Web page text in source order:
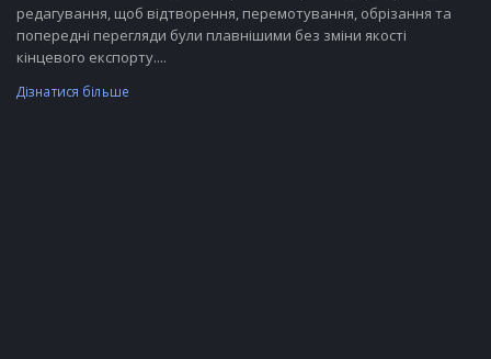
редагування, щоб відтворення, перемотування, обрізання та
попередні перегляди були плавнішими без зміни якості
кінцевого експорту....
Дізнатися більше